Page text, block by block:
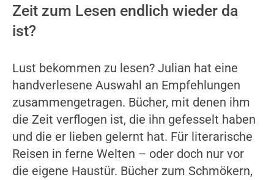
Zeit zum Lesen endlich wieder da
ist?
Lust bekommen zu lesen? Julian hat eine
handverlesene Auswahl an Empfehlungen
zusammengetragen. Bücher, mit denen ihm
die Zeit verflogen ist, die ihn gefesselt haben
und die er lieben gelernt hat. Für literarische
Reisen in ferne Welten – oder doch nur vor
die eigene Haustür. Bücher zum Schmökern,